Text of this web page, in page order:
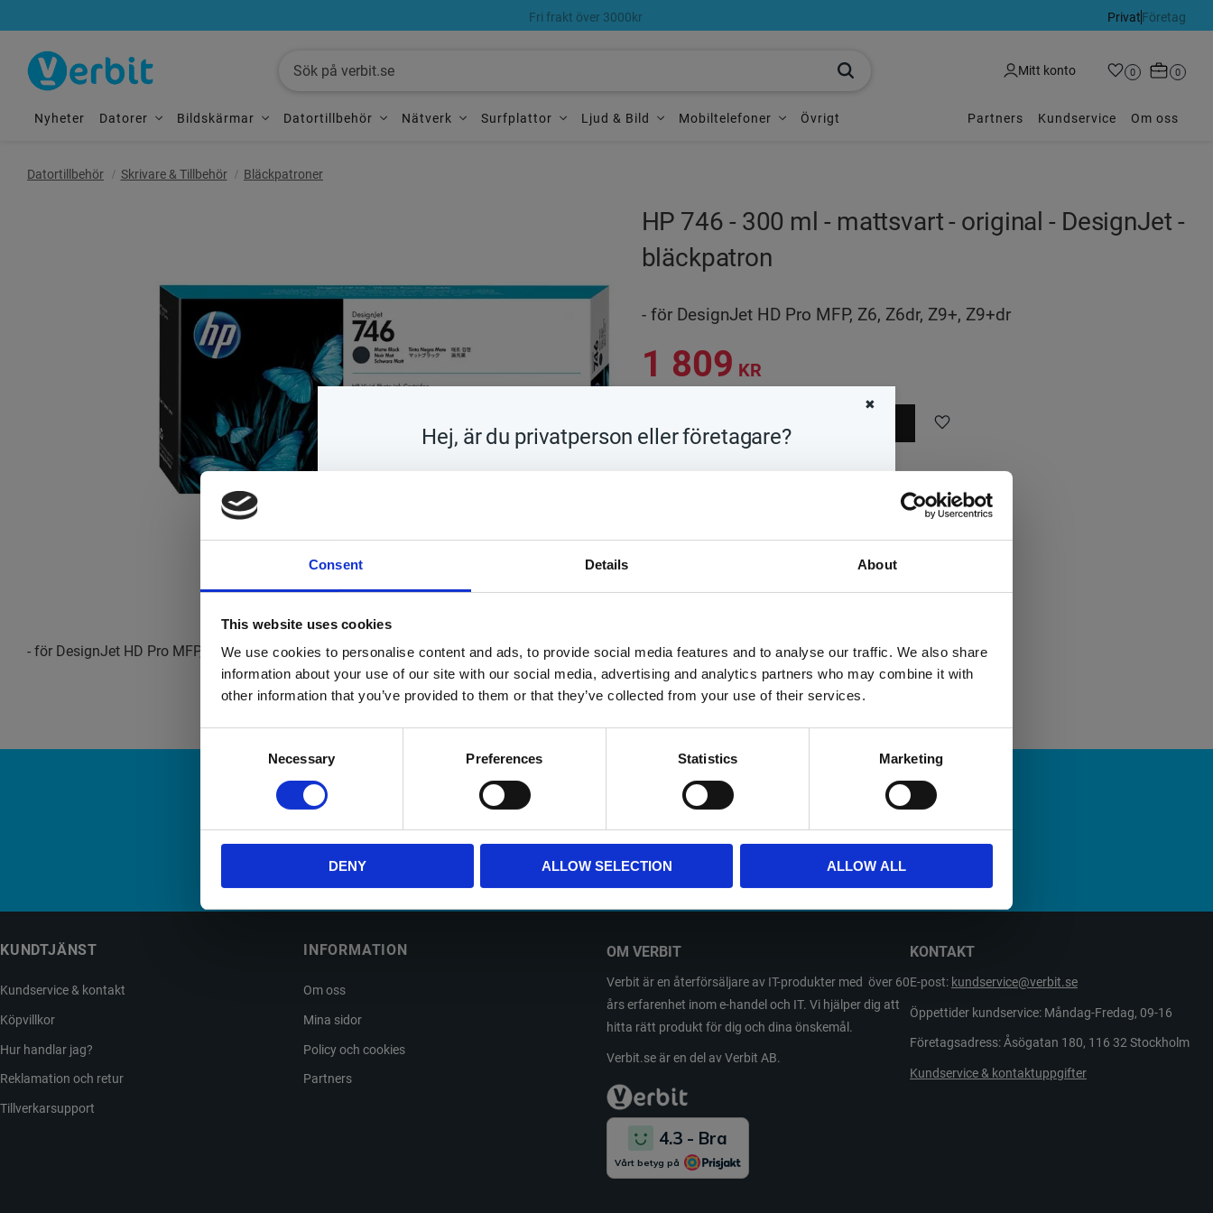
Consent Details About
This website uses cookies
We use cookies to personalise content and ads, to provide social media features and to analyse our traffic. We also share
information about your use of our site with our social media, advertising and analytics partners who may combine it with
other information that you’ve provided to them or that they’ve collected from your use of their services.
Necessary Preferences Statistics Marketing
DENY ALLOW SELECTION ALLOW ALL
Fri frakt över 3000kr PrivatFöretag
Mitt konto Favoriter
Antal favoriter:
0
Antal
0
Nyheter Datorer Bildskärmar Datortillbehör Nätverk Surfplattor Ljud & Bild Mobiltelefoner Övrigt Partners Kundservice Om oss
Datortillbehör Skrivare & Tillbehör Bläckpatroner
HP 746 - 300 ml - mattsvart - original - DesignJet -
bläckpatron
- för DesignJet HD Pro MFP, Z6, Z6dr, Z9+, Z9+dr
1 809 KR
Lägg till i favoriter
P2V83A
HP.Inc
och
- för DesignJet HD Pro MFP, Z6, Z6dr, Z9+, Z9+dr
NYHETSBREV
PRENUMERERA
Dina personuppgifter behandlas i enlighet med vårintegritetspolicy
KUNDTJÄNST
Kundservice & kontakt
Köpvillkor
Hur handlar jag?
Reklamation och retur
Tillverkarsupport
INFORMATION
Om oss
Mina sidor
Policy och cookies
Partners
OM VERBIT
Verbit är en återförsäljare av IT-produkter med över 60
års erfarenhet inom e-handel och IT. Vi hjälper dig att
hitta rätt produkt för dig och dina önskemål.
Verbit.se är en del av Verbit AB.
KONTAKT
E-post: kundservice@verbit.se
Öppettider kundservice: Måndag-Fredag, 09-16
Företagsadress: Åsögatan 180, 116 32 Stockholm
Kundservice & kontaktuppgifter
Hej, är du privatperson eller företagare?
✖